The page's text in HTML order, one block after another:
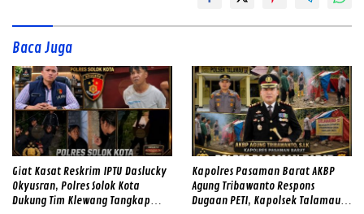
Baca Juga
Giat Kasat Reskrim IPTU Daslucky
Okyusran, Polres Solok Kota
Dukung Tim Klewang Tangkap
Kapolres Pasaman Barat AKBP
Agung Tribawanto Respons
Dugaan PETI, Kapolsek Talamau